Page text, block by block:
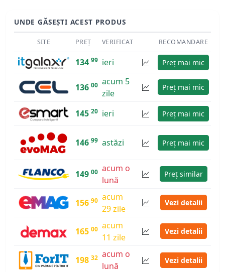
UNDE GĂSEȘTI ACEST PRODUS
SITE PREȚ VERIFICAT RECOMANDARE
134 99 ieri Preț mai mic
136 00 acum 5
zile
Preț mai mic
145 20 ieri Preț mai mic
146 99 astăzi Preț mai mic
149 00 acum o
lună
Preț similar
156 90 acum
29 zile
Vezi detalii
165 00 acum
11 zile
Vezi detalii
198 32 acum o
lună
Vezi detalii